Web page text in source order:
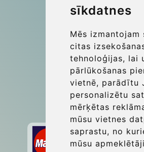
sīkdatnes
Mēs izmantojam
citas
tehnoloģijas, lai
pārlūkošanas
vietnē, parādītu
personalizētu
mērķētas
mūsu vietnes
saprastu, no
mūsu
More
Update cookies
Contact
Secure Payment with